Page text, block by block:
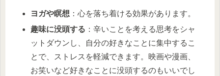
ヨガや瞑想 ：心を落ち着ける効果があります。
趣味に没頭する ：辛いことを考える思考をシャ
ットダウンし、自分の好きなことに集中するこ
とで、ストレスを軽減できます。映画や漫画、
お笑いなど好きなことに没頭するのもいいでし